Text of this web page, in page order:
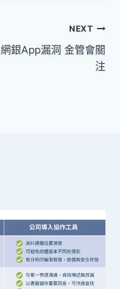
NEXT
網銀App漏洞 金管會關
注